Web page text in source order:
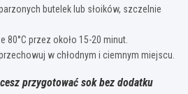
butelek lub słoików, szczelnie
80°C przez około 15-20 minut.
w chłodnym i ciemnym miejscu.
przygotować sok bez dodatku